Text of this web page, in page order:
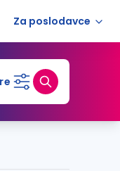
Za poslodavce